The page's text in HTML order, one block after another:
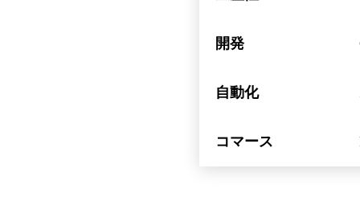
開発
自動化
コマース